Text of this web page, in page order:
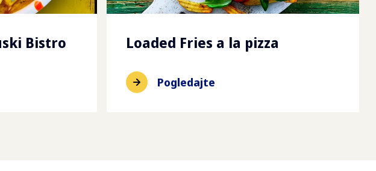
Bistro Loaded Fries a la pizza
Pogledajte